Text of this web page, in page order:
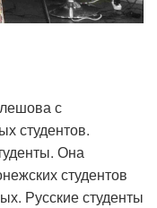
с
студентов.
Она
студентов
Русские студенты